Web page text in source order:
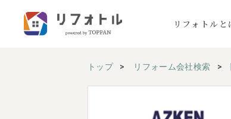
リフォトルと
トップ リフォーム会社検索